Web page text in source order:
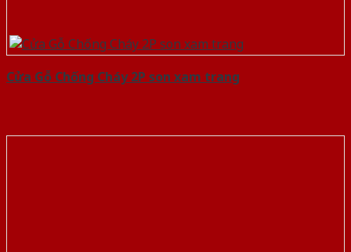
Cửa Gỗ Chống Cháy 2P son xam trang